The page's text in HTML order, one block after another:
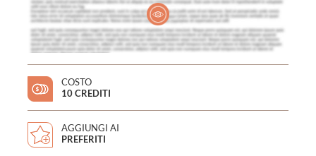
COSTO
10 CREDITI
AGGIUNGI AI
PREFERITI